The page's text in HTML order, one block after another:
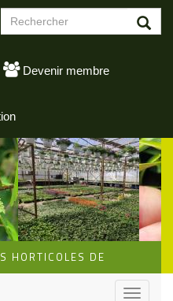
Formulaire
de
Devenir membre
HORTICOLES DE
Toggle